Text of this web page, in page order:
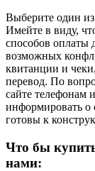
Выберите один
Имейте в виду,
способов оплаты
возможных
квитанции и
перевод. По
сайте телефонам
информировать о
готовы к
Что бы
нами: